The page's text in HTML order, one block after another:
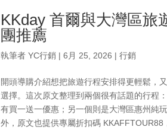
KKday 首爾與大灣區旅
團推薦
執筆者YC行銷 |6月 25, 2026 |行銷
開頭導購介紹想把旅遊行程安排得更輕鬆，
選擇。這次原文整理到兩個很有話題的行程
有買一送一優惠；另一個則是大灣區惠州純
外，原文也提供專屬折扣碼 KKAFFTOUR88